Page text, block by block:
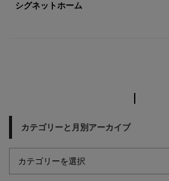
シグネットホーム
カテゴリーと月別アーカイブ